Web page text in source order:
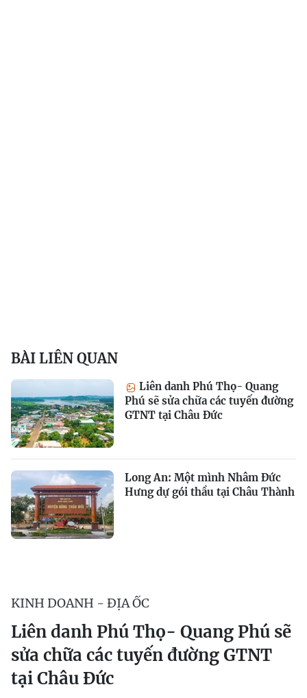
BÀI LIÊN QUAN
Liên danh Phú Thọ- Quang
Phú sẽ sửa chữa các tuyến đường
GTNT tại Châu Đức
Long An: Một mình Nhâm Đức
Hưng dự gói thầu tại Châu Thành
KINH DOANH - ĐỊA ỐC
Liên danh Phú Thọ- Quang Phú sẽ
sửa chữa các tuyến đường GTNT
tại Châu Đức